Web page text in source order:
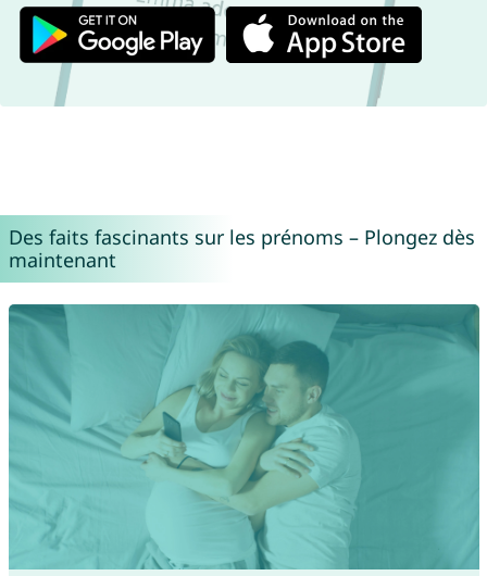
Des faits fascinants sur les prénoms – Plongez dès
maintenant